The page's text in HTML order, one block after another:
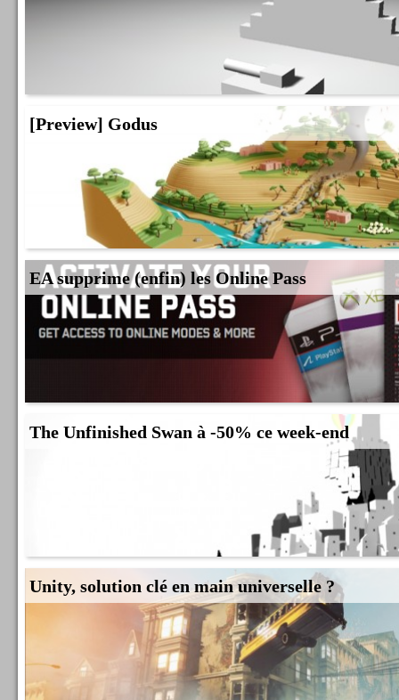
[Preview] Godus
EA supprime (enfin) les Online Pass
The Unfinished Swan à -50% ce week-end
Unity, solution clé en main universelle ?